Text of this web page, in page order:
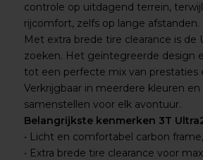
controle op uitdagend terrein,
rijcomfort, zelfs op lange afstanden.
Met extra brede tire clearance is
zoeken. Het geïntegreerde design
tot een perfecte mix van prestaties
Verkrijgbaar in meerdere kleuren
samenstellen voor elk avontuur.
Belangrijkste kenmerken 3T
• Licht en comfortabel carbon
• Extra brede tire clearance voor